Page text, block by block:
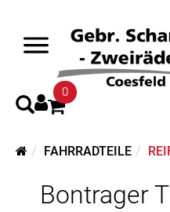
0
FAHRRADTEILE
Bontrager